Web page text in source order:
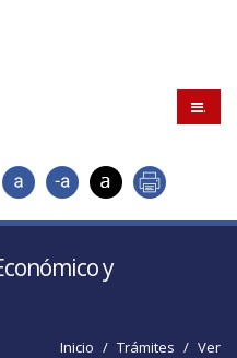
.
y
Inicio Trámites Ver